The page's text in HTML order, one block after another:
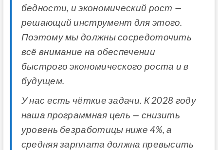
бедности, и экономический рост —
решающий инструмент для этого.
Поэтому мы должны сосредоточить
всё внимание на обеспечении
быстрого экономического роста и в
будущем.
У нас есть чёткие задачи. К 2028 году
наша программная цель — снизить
уровень безработицы ниже 4%, а
средняя зарплата должна превысить